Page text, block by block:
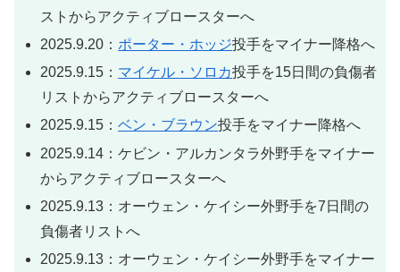
ストからアクティブロースターへ
2025.9.20： ポーター・ホッジ投手をマイナー降格へ
2025.9.15： マイケル・ソロカ投手を15日間の負傷者
リストからアクティブロースターへ
2025.9.15：ベン・ブラウン投手をマイナー降格へ
2025.9.14：ケビン・アルカンタラ外野手をマイナー
からアクティブロースターへ
2025.9.13：オーウェン・ケイシー外野手を7日間の
負傷者リストへ
2025.9.13：オーウェン・ケイシー外野手をマイナー